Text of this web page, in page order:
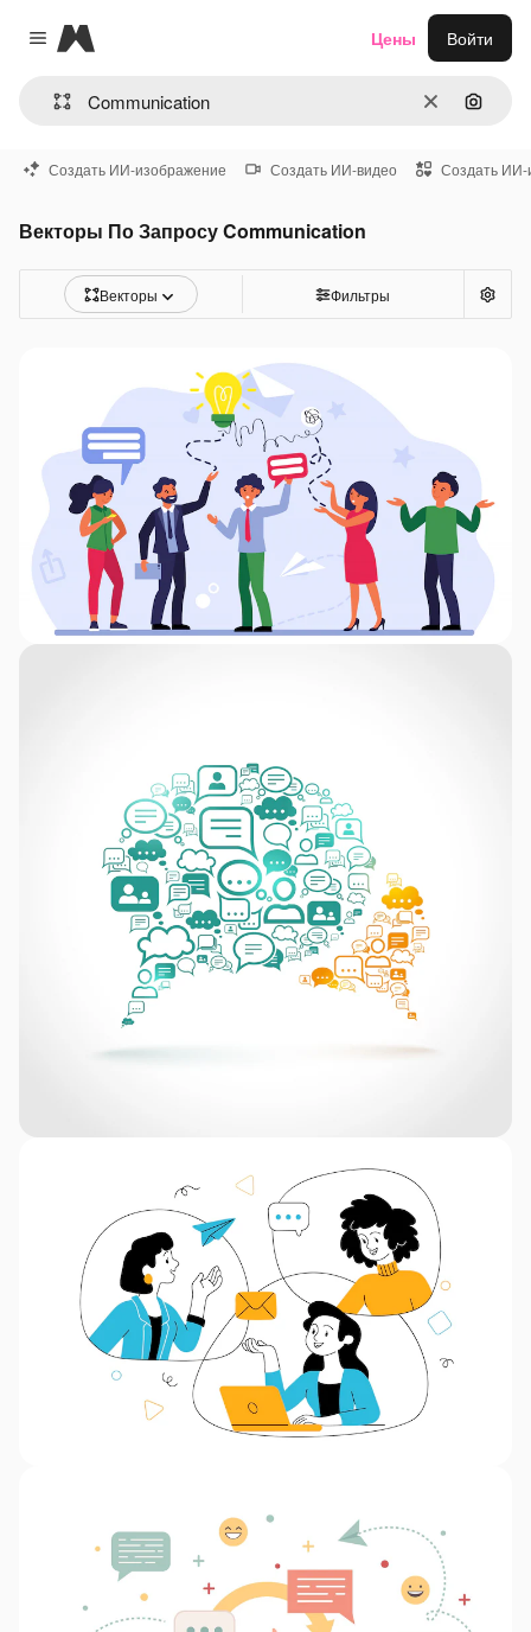
Close menu
Magnific
ОчиститьПоиск
Цены Войти
Создать ИИ-изображение Создать ИИ-видео Создать ИИ-
Векторы По Запросу Communication
Векторы Фильтры